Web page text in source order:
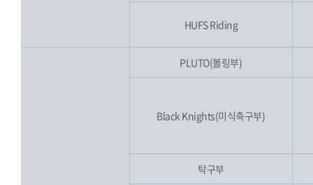
HUFS Riding
PLUTO(볼링부)
Black Knights(미식축구부)
탁구부